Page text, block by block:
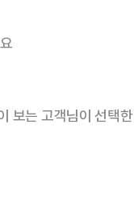
보는 고객님이 선택한